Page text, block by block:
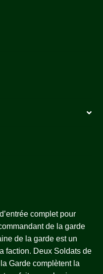
complet pour
de la garde
de la garde est un
faction. Deux Soldats de
Garde complètent la